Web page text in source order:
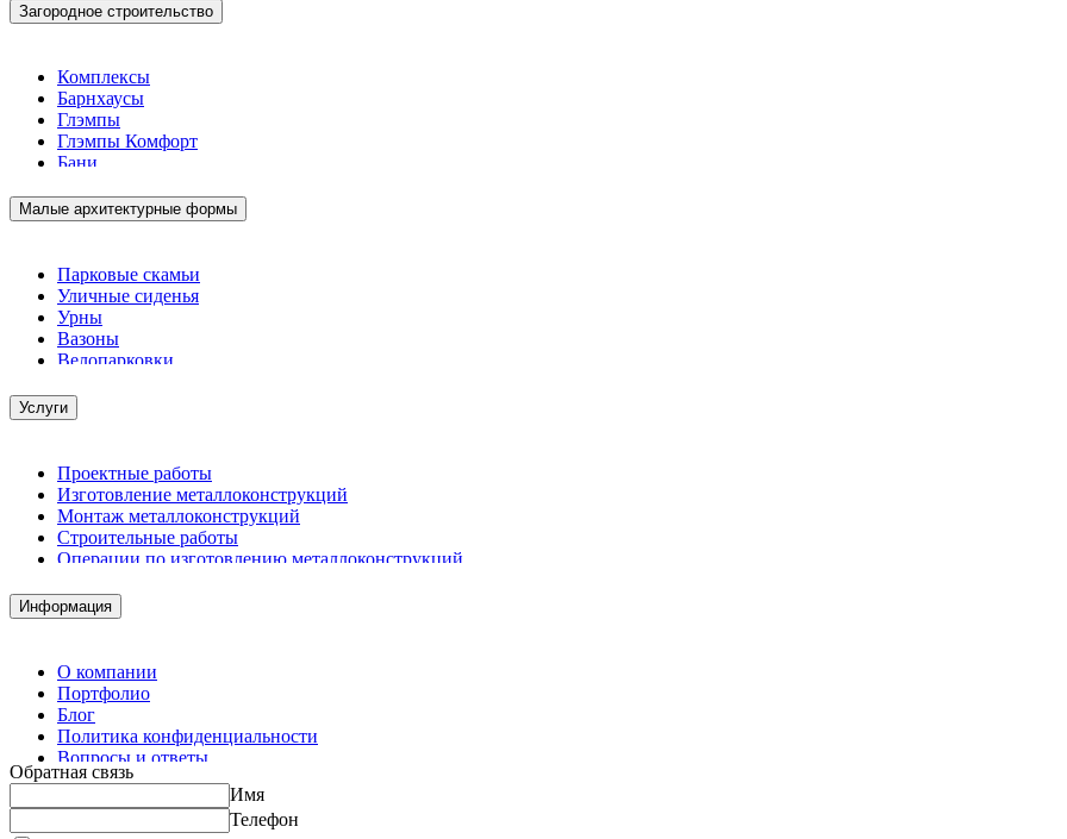
Загородное строительство
Комплексы
Барнхаусы
Глэмпы
Глэмпы Комфорт
Бани
Малые архитектурные формы
Парковые скамьи
Уличные сиденья
Урны
Вазоны
Велопарковки
Услуги
Проектные работы
Изготовление металлоконструкций
Монтаж металлоконструкций
Строительные работы
Операции по изготовлению металлоконструкций
Комплектация металлопроката
Изготовление винтовых свай
Информация
О компании
Портфолио
Блог
Политика конфиденциальности
Вопросы и ответы
Контакты
Обратная связь
Имя
Телефон